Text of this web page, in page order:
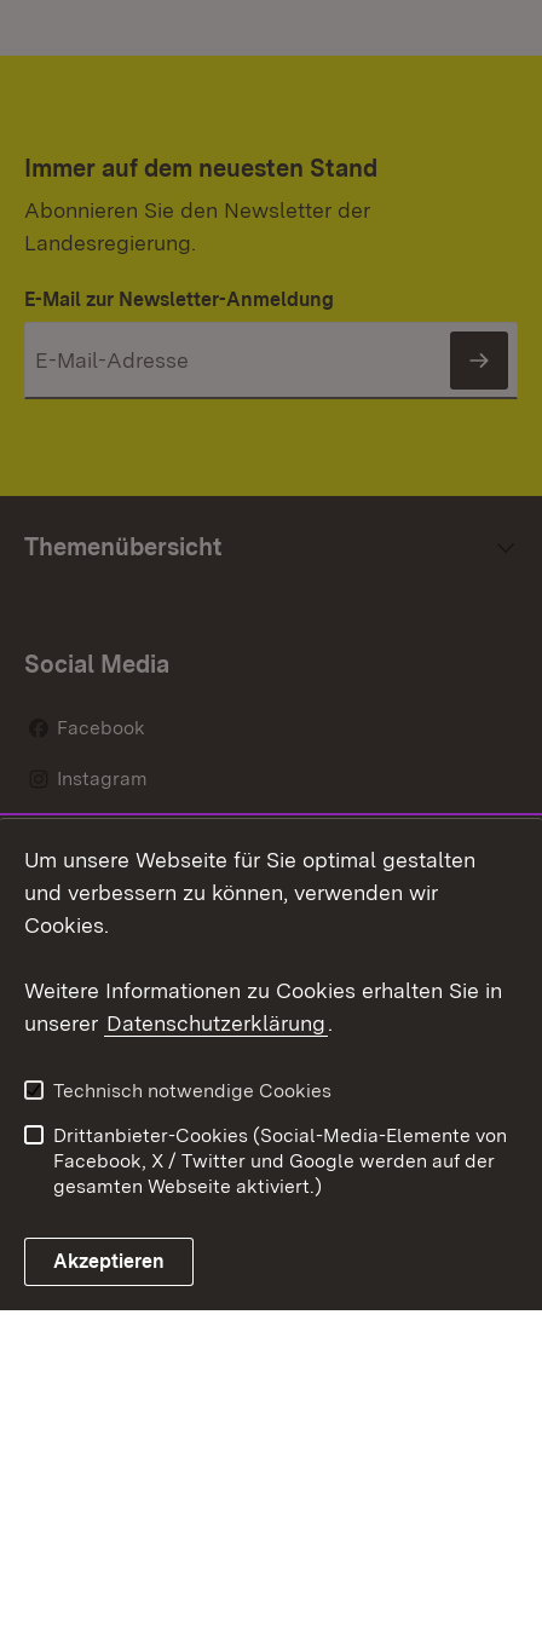
Immer auf dem neuesten Stand
Abonnieren Sie den Newsletter der
Landesregierung.
E-Mail zur Newsletter-Anmeldung
Themenübersicht
Social Media
Facebook
Instagram
Mastodon
Youtube
Link zum Landesportal
Kontakt
Datenschutz
Barrierefreiheit
Impressum Cookies
Um unsere Webseite für Sie optimal gestalten
und verbessern zu können, verwenden wir
Cookies.
Weitere Informationen zu Cookies erhalten Sie in
unserer Datenschutzerklärung.
Technisch notwendige Cookies
Drittanbieter-Cookies (Social-Media-Elemente von
Facebook, X / Twitter und Google werden auf der
gesamten Webseite aktiviert.)
Akzeptieren